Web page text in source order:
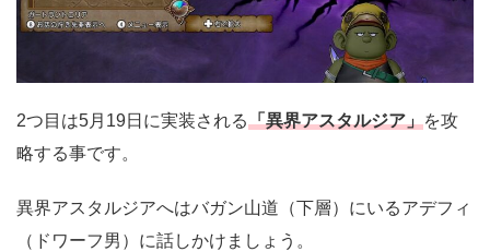
2つ目は5月19日に実装される「異界アスタルジア」を攻
略する事です。
異界アスタルジアへはバガン山道（下層）にいるアデフィ
（ドワーフ男）に話しかけましょう。